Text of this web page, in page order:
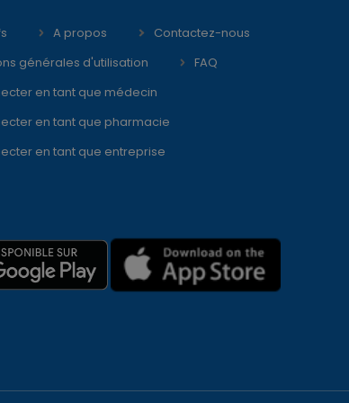
A propos
Contactez-nous
générales d'utilisation
FAQ
en tant que médecin
en tant que pharmacie
en tant que entreprise